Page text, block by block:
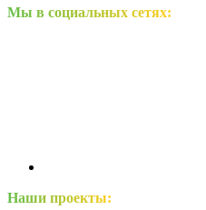
Мы в социальных сетях:
Наши проекты: